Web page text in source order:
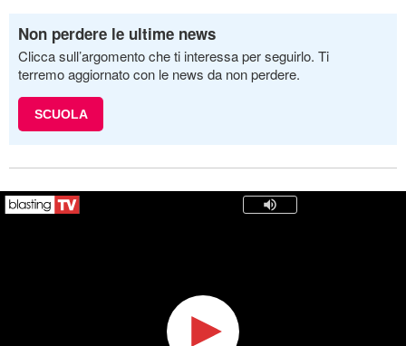
Non perdere le ultime news
Clicca sull’argomento che ti interessa per seguirlo. Ti
terremo aggiornato con le news da non perdere.
SCUOLA